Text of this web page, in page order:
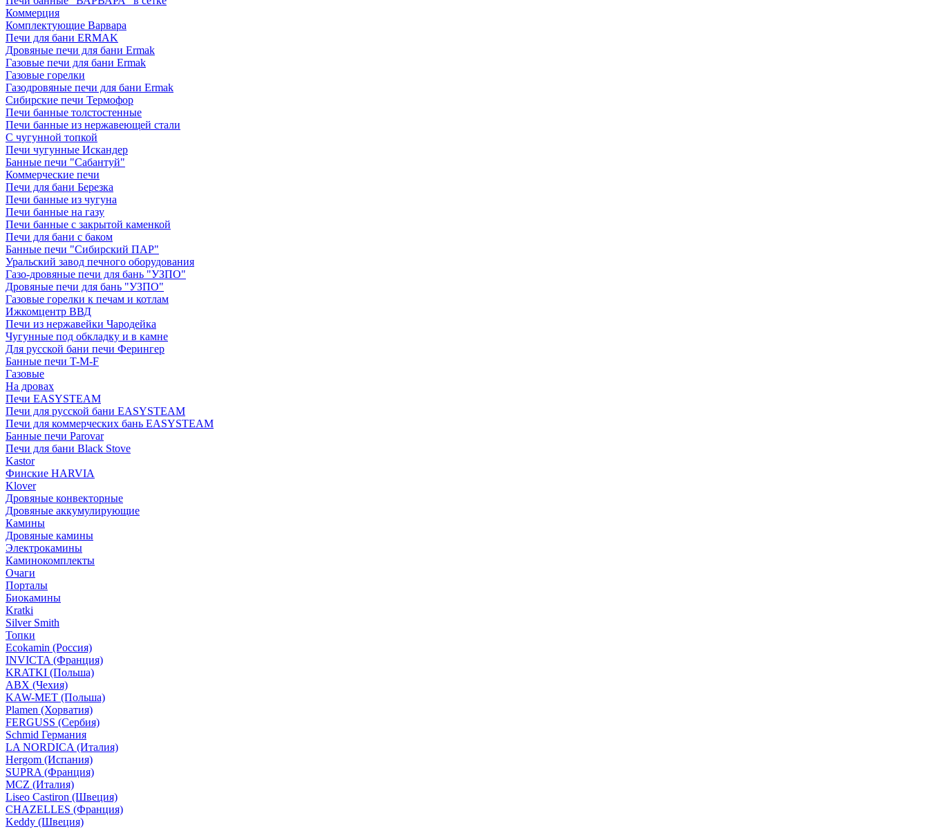
Коммерция
Комплектующие Варвара
Печи для бани ERMAK
Дровяные печи для бани Ermak
Газовые печи для бани Ermak
Газовые горелки
Газодровяные печи для бани Ermak
Сибирские печи Термофор
Печи банные толстостенные
Печи банные из нержавеющей стали
С чугунной топкой
Печи чугунные Искандер
Банные печи "Сабантуй"
Коммерческие печи
Печи для бани Березка
Печи банные из чугуна
Печи банные на газу
Печи банные с закрытой каменкой
Печи для бани с баком
Банные печи "Сибирский ПАР"
Уральский завод печного оборудования
Газо-дровяные печи для бань "УЗПО"
Дровяные печи для бань "УЗПО"
Газовые горелки к печам и котлам
Ижкомцентр ВВД
Печи из нержавейки Чародейка
Чугунные под обкладку и в камне
Для русской бани печи Ферингер
Банные печи T-M-F
Газовые
На дровах
Печи EASYSTEAM
Печи для русской бани EASYSTEAM
Печи для коммерческих бань EASYSTEAM
Банные печи Parovar
Печи для бани Black Stove
Kastor
Финские HARVIA
Klover
Дровяные конвекторные
Дровяные аккумулирующие
Камины
Дровяные камины
Электрокамины
Каминокомплекты
Очаги
Порталы
Биокамины
Kratki
Silver Smith
Топки
Ecokamin (Россия)
INVICTA (Франция)
KRATKI (Польша)
ABX (Чехия)
KAW-MET (Польша)
Plamen (Хорватия)
FERGUSS (Сербия)
Schmid Германия
LA NORDICA (Италия)
Hergom (Испания)
SUPRA (Франция)
MCZ (Италия)
Liseo Castiron (Швеция)
CHAZELLES (Франция)
Keddy (Швеция)